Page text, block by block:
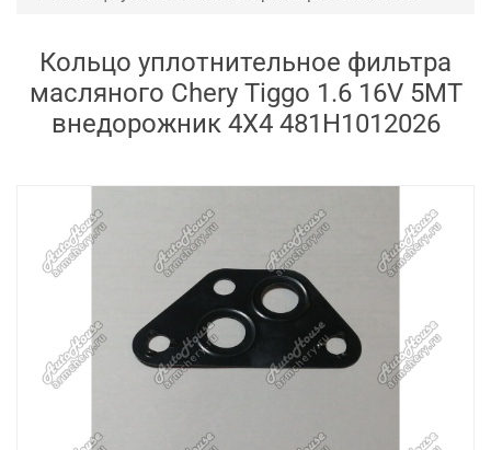
Кольцо уплотнительное фильтра
масляного Chery Tiggo 1.6 16V 5MT
внедорожник 4X4 481H1012026